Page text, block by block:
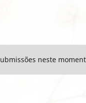
neste